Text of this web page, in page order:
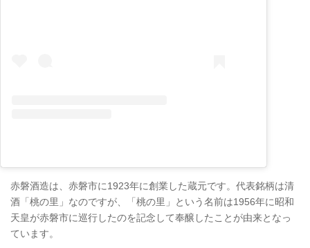
赤磐酒造は、赤磐市に1923年に創業した蔵元です。代表銘柄は清
酒「桃の里」なのですが、「桃の里」という名前は1956年に昭和
天皇が赤磐市に巡行したのを記念して奉醸したことが由来となっ
ています。